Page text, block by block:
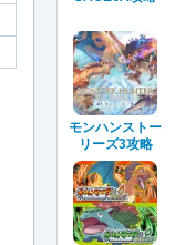
モンハンストー
リーズ3攻略